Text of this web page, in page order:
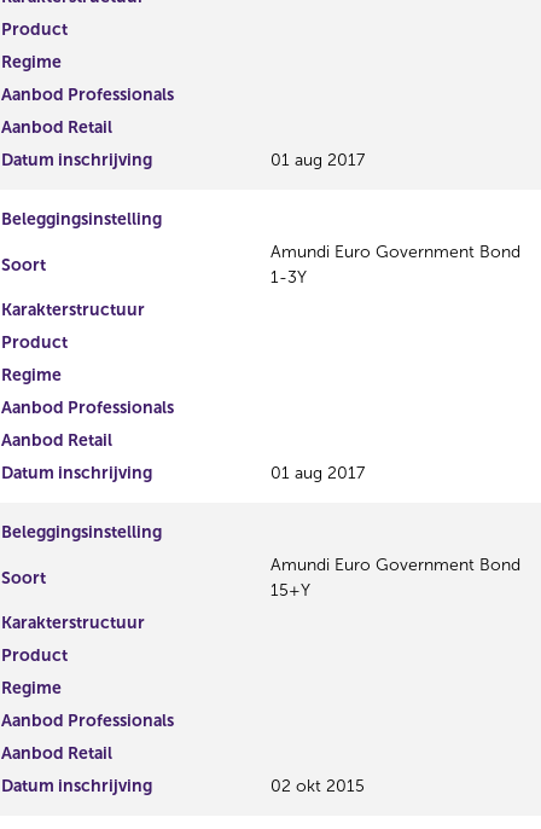
Product
Regime
Aanbod Professionals
Aanbod Retail
Datum inschrijving
01 aug 2017
Beleggingsinstelling
Soort
Amundi Euro Government Bond
1-3Y
Karakterstructuur
Product
Regime
Aanbod Professionals
Aanbod Retail
Datum inschrijving
01 aug 2017
Beleggingsinstelling
Soort
Amundi Euro Government Bond
15+Y
Karakterstructuur
Product
Regime
Aanbod Professionals
Aanbod Retail
Datum inschrijving
02 okt 2015